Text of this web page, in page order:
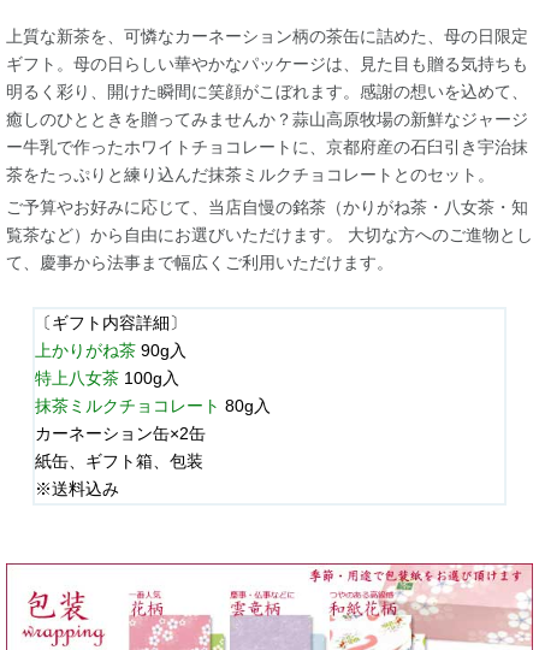
上質な新茶を、可憐なカーネーション柄の茶缶に詰めた、母の日限定
ギフト。母の日らしい華やかなパッケージは、見た目も贈る気持ちも
明るく彩り、開けた瞬間に笑顔がこぼれます。感謝の想いを込めて、
癒しのひとときを贈ってみませんか？蒜山高原牧場の新鮮なジャージ
ー牛乳で作ったホワイトチョコレートに、京都府産の石臼引き宇治抹
茶をたっぷりと練り込んだ抹茶ミルクチョコレートとのセット。
ご予算やお好みに応じて、当店自慢の銘茶（かりがね茶・八女茶・知
覧茶など）から自由にお選びいただけます。 大切な方へのご進物とし
て、慶事から法事まで幅広くご利用いただけます。
〔ギフト内容詳細〕
上かりがね茶 90g入
特上八女茶 100g入
抹茶ミルクチョコレート 80g入
カーネーション缶×2缶
紙缶、ギフト箱、包装
※送料込み